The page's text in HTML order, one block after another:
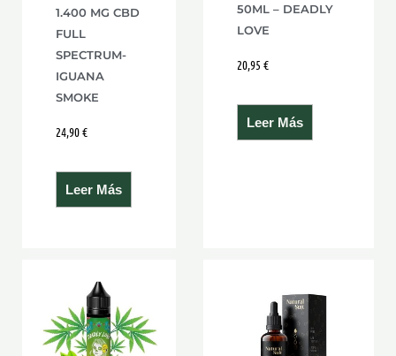
1.400 MG CBD
FULL
SPECTRUM-
IGUANA
SMOKE
24,90€
Leer Más
50ML – DEADLY
LOVE
20,95 €
Leer Más